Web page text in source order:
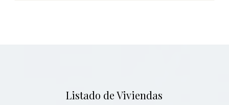
Listado de Viviendas